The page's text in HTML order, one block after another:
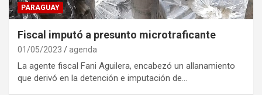
PARAGUAY
Fiscal imputó a presunto microtraficante
01/05/2023 agenda
La agente fiscal Fani Aguilera, encabezó un allanamiento
que derivó en la detención e imputación de…